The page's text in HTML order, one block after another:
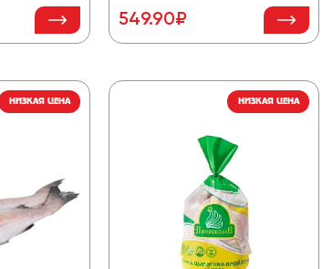
549.90₽
НИЗКАЯ ЦЕНА НИЗКАЯ ЦЕНА